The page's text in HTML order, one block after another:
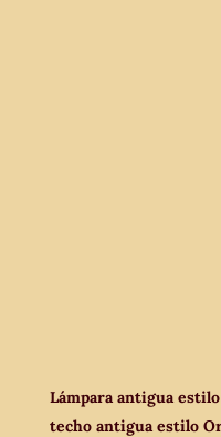
Lámpara antigua
techo antigua estilo